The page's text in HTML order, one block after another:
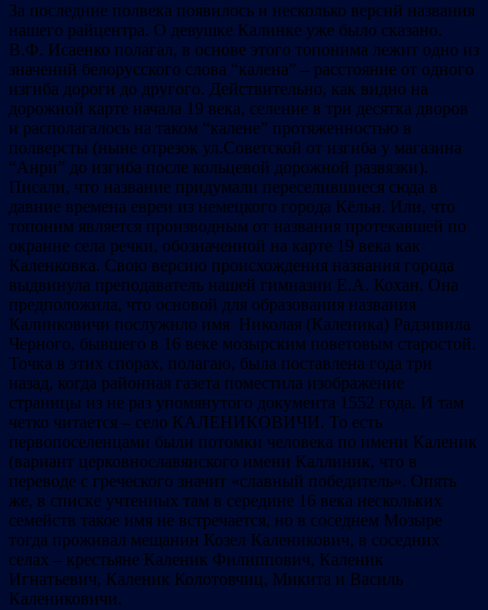
За последние полвека появилось и несколько версий названия
нашего райцентра. О девушке Калинке уже было сказано.
В.Ф. Исаенко полагал, в основе этого топонима лежит одно из
значений белорусского слова “калена” – расстояние от одного
изгиба дороги до другого. Действительно, как видно на
дорожной карте начала 19 века, селение в три десятка дворов
и располагалось на таком “калене” протяженностью в
полверсты (ныне отрезок ул.Советской от изгиба у магазина
“Анри” до изгиба после кольцевой дорожной развязки).
Писали, что название придумали переселившиеся сюда в
давние времена евреи из немецкого города Кёльн. Или, что
топоним является производным от названия протекавшей по
окраине села речки, обозначенной на карте 19 века как
Каленковка. Свою версию происхождения названия города
выдвинула преподаватель нашей гимназии Е.А. Кохан. Она
предположила, что основой для образования названия
Калинковичи послужило имя Николая (Каленика) Радзивила
Черного, бывшего в 16 веке мозырским поветовым старостой.
Точка в этих спорах, полагаю, была поставлена года три
назад, когда районная газета поместила изображение
страницы из не раз упомянутого документа 1552 года. И там
четко читается – село КАЛЕНИКОВИЧИ. То есть
первопоселенцами были потомки человека по имени Каленик
(вариант церковнославянского имени Каллиник, что в
переводе с греческого значит «славный победитель». Опять
же, в списке учтенных там в середине 16 века нескольких
семейств такое имя не встречается, но в соседнем Мозыре
тогда проживал мещанин Козел Каленикович, в соседних
селах – крестьяне Каленик Филиппович, Каленик
Игнатьевич, Каленик Колотовчиц, Микита и Василь
Калениковичи.